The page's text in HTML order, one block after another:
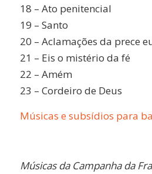
18 – Ato penitencial
19 – Santo
20 – Aclamações da prece
21 – Eis o mistério da fé
22 – Amém
23 – Cordeiro de Deus
Músicas e subsídios para
Músicas da Campanha da